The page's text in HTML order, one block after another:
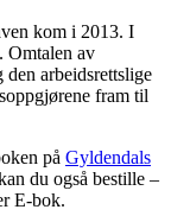
kom i 2013. I
Omtalen av
arbeidsrettslige
fram til
på Gyldendals
du også bestille –
E-bok.